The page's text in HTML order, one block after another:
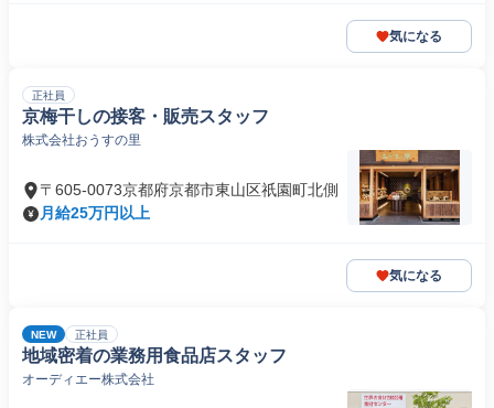
気になる
正社員
京梅干しの接客・販売スタッフ
株式会社おうすの里
〒605-0073京都府京都市東山区祇園町北側
月給25万円以上
気になる
NEW 正社員
地域密着の業務用食品店スタッフ
オーディエー株式会社